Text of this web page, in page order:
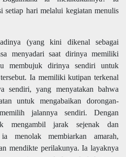
setiap hari melalui kegiatan menulis
(yang kini dikenal sebagai
menyadari saat dirinya memiliki
membujuk dirinya sendiri untuk
Ia memiliki kutipan terkenal
yang menyatakan bahwa
untuk mengabaikan dorongan-
jalannya sendiri. Dengan
mengambil jarak sejenak dan
menolak membiarkan amarah,
mendikte perilakunya. Ia layaknya